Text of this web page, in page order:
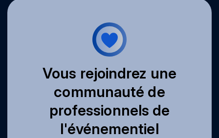
Vous rejoindrez une
communauté de
professionnels de
l'événementiel